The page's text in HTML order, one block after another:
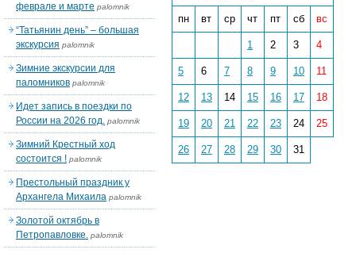
пн вт ср чт пт сб вс
1 2 3 4
5 6 7 8 9 10 11
12 13 14 15 16 17 18
19 20 21 22 23 24 25
26 27 28 29 30 31
феврале и марте palomnik
“Татьянин день” – большая
экскурсия palomnik
Зимние экскурсии для
паломников palomnik
Идет запись в поездки по
России на 2026 год. palomnik
Зимний Крестный ход
состоится ! palomnik
Престольный праздник у
Архангела Михаила palomnik
Золотой октябрь в
Петропавловке. palomnik